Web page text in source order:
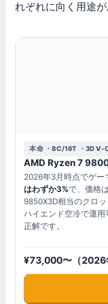
れぞれに向く用途が
本命 ・8C/16T ・3D V-
AMD Ryzen 7
2026年3月時点でゲー
はわずか3%で、価格
9850X3D相当のクロ
ハイエンド空冷で運
正解です。
¥73,000〜（2026